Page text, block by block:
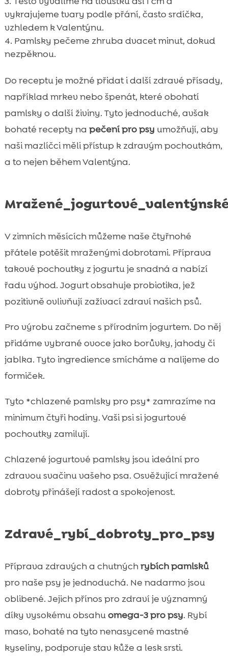
vykrajujeme tvary podle přání, často srdíčka,
vzhledem k Valentýnu.
Pamlsky pečeme zhruba dvacet minut, dokud
nezpěknou.
Do receptu je možné přidat i další zdravé přísady,
například mrkev nebo špenát, které obohatí
pamlsky o další živiny. Tyto jednoduché, avšak
bohaté recepty na pečení pro psy umožňují, aby
naši mazlíčci měli přístup k zdravým pochoutkám,
a to nejen během Valentýna.
V zimních měsících můžeme naše čtyřnohé
přátele potěšit mraženými dobrotami. Příprava
takové pochoutky z jogurtu je snadná a nabízí
řadu výhod. Jogurt obsahuje probiotika, jež
pozitivně ovlivňují zažívací zdraví našich psů.
Pro výrobu začneme s přírodním jogurtem. Do něj
přidáme vybrané ovoce jako borůvky, jahody či
jablka. Tyto ingredience smícháme a nalijeme do
formiček.
Tyto *chlazené pamlsky pro psy* zamrazíme na
minimum čtyři hodiny. Vaši psi si jogurtové
pochoutky zamilují.
Chlazené jogurtové pamlsky jsou ideální pro
zdravou svačinu vašeho psa. Osvěžující mražené
dobroty přinášejí radost a spokojenost.
Zdravé_rybí_dobroty_pro_psy
Příprava zdravých a chutnýchrybích pamlsků
pro naše psy je jednoduchá. Ne nadarmo jsou
oblibené. Jejich přínos pro zdraví je významný
díky vysokému obsahuomega-3 pro psy. Rybí
maso, bohaté na tyto nenasycené mastné
kyseliny, podporuje stav kůže a lesk srsti.